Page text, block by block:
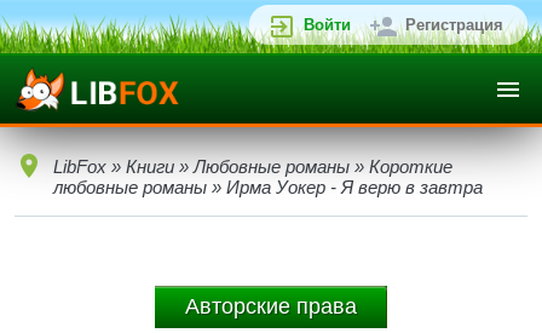
Войти Регистрация
LibFox » Книги » Любовные романы » Короткие
любовные романы » Ирма Уокер - Я верю в завтра
Авторские права